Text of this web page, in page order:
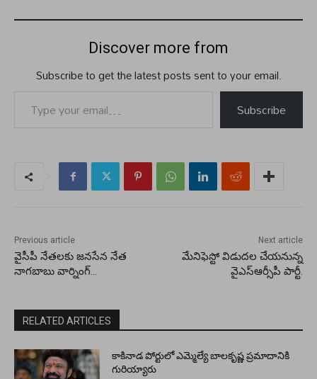
Discover more from
Subscribe to get the latest posts sent to your email.
Subscribe
Previous article
వైసీపీ నేతలకు జనసేన నేత
నాగబాబు వార్నింగ్…
Next article
మేనిఫెస్టో విడుదల చేయనున్న
వైఎస్ఆర్సీపీ పార్టీ.
RELATED ARTICLES
కాకినాడ పోర్టులో ఎమ్మెల్యే బాలకృష్ణ ప్రమాదానికి
గురియ్యారు